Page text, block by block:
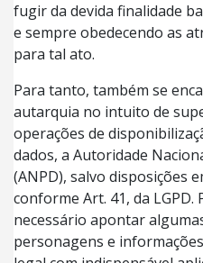
fugir da devida finalidade
e sempre obedecendo as
para tal ato.
Para tanto, também se
autarquia no intuito de
operações de
dados, a Autoridade
(ANPD), salvo disposições
conforme Art. 41, da
necessário apontar
personagens e